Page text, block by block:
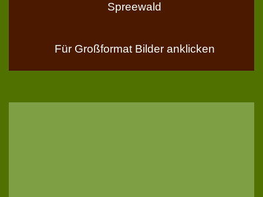
Spreewald
Für Großformat Bilder anklicken